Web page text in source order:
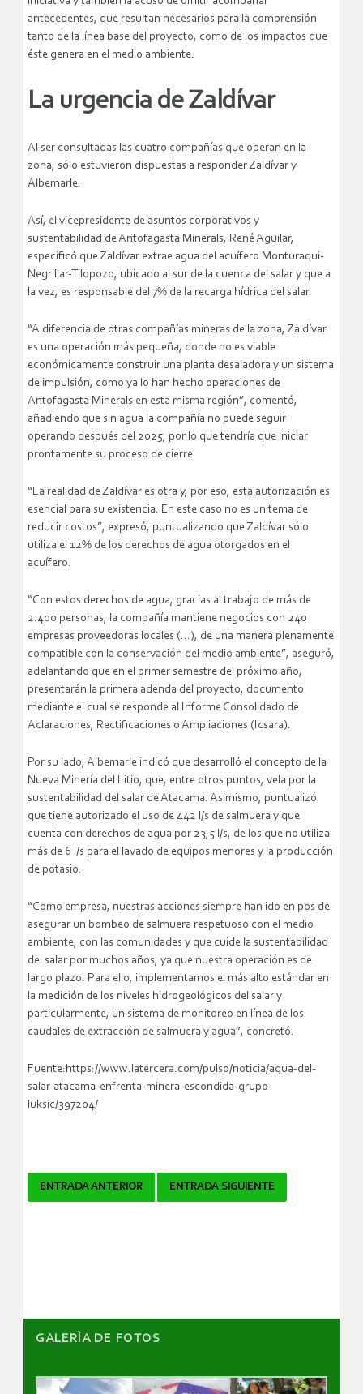
antecedentes, que resultan necesarios para la comprensión
tanto de la línea base del proyecto, como de los impactos que
éste genera en el medio ambiente.
La urgencia de Zaldívar
Al ser consultadas las cuatro compañías que operan en la
zona, sólo estuvieron dispuestas a responder Zaldívar y
Albemarle.
Así, el vicepresidente de asuntos corporativos y
sustentabilidad de Antofagasta Minerals, René Aguilar,
especificó que Zaldívar extrae agua del acuífero Monturaqui-
Negrillar-Tilopozo, ubicado al sur de la cuenca del salar y que a
la vez, es responsable del 7% de la recarga hídrica del salar.
“A diferencia de otras compañías mineras de la zona, Zaldívar
es una operación más pequeña, donde no es viable
económicamente construir una planta desaladora y un sistema
de impulsión, como ya lo han hecho operaciones de
Antofagasta Minerals en esta misma región”, comentó,
añadiendo que sin agua la compañía no puede seguir
operando después del 2025, por lo que tendría que iniciar
prontamente su proceso de cierre.
“La realidad de Zaldívar es otra y, por eso, esta autorización es
esencial para su existencia. En este caso no es un tema de
reducir costos”, expresó, puntualizando que Zaldívar sólo
utiliza el 12% de los derechos de agua otorgados en el
acuífero.
“Con estos derechos de agua, gracias al trabajo de más de
2.400 personas, la compañía mantiene negocios con 240
empresas proveedoras locales (…), de una manera plenamente
compatible con la conservación del medio ambiente”, aseguró,
adelantando que en el primer semestre del próximo año,
presentarán la primera adenda del proyecto, documento
mediante el cual se responde al Informe Consolidado de
Aclaraciones, Rectificaciones o Ampliaciones (Icsara).
Por su lado, Albemarle indicó que desarrolló el concepto de la
Nueva Minería del Litio, que, entre otros puntos, vela por la
sustentabilidad del salar de Atacama. Asimismo, puntualizó
que tiene autorizado el uso de 442 l/s de salmuera y que
cuenta con derechos de agua por 23,5 l/s, de los que no utiliza
más de 6 l/s para el lavado de equipos menores y la producción
de potasio.
“Como empresa, nuestras acciones siempre han ido en pos de
asegurar un bombeo de salmuera respetuoso con el medio
ambiente, con las comunidades y que cuide la sustentabilidad
del salar por muchos años, ya que nuestra operación es de
largo plazo. Para ello, implementamos el más alto estándar en
la medición de los niveles hidrogeológicos del salar y
particularmente, un sistema de monitoreo en línea de los
caudales de extracción de salmuera y agua”, concretó.
Fuente:https://www.latercera.com/pulso/noticia/agua-del-
salar-atacama-enfrenta-minera-escondida-grupo-
luksic/397204/
Navegador
ENTRADA ANTERIOR ENTRADA SIGUIENTE
GALERÌA DE FOTOS